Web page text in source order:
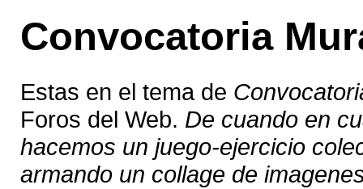
Convocatoria
Estas en el tema de
Foros del Web. De cuando en
hacemos un juego-ejercicio
armando un collage de